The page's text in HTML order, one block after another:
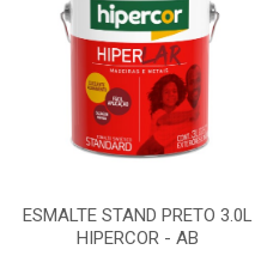
ESMALTE STAND PRETO 3.0L
HIPERCOR - AB